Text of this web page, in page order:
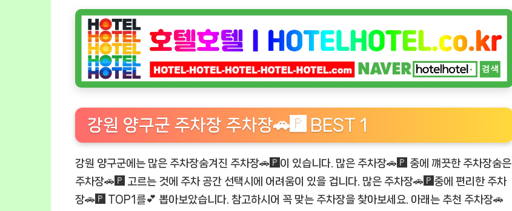
강원 양구군 주차장 주차장🚗🅿️ BEST 1
강원 양구군에는 많은 주차장숨겨진 주차장🚗🅿️이 있습니다. 많은 주차장🚗🅿️ 중에 꺠끗한 주차장숨은
주차장🚗🅿️ 고르는 것에 주차 공간 선택시에 어려움이 있을 겁니다. 많은 주차장🚗🅿️중에 편리한 주차
장🚗🅿️ TOP1를💕 뽑아보았습니다. 참고하시어 꼭 맞는 주차장을 찾아보세요. 아래는 추천 주차장🚗